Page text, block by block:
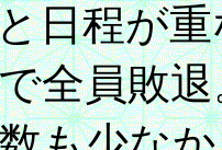
日程が
全員敗